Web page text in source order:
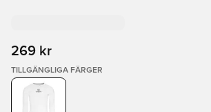
269 kr
TILLGÄNGLIGA FÄRGER